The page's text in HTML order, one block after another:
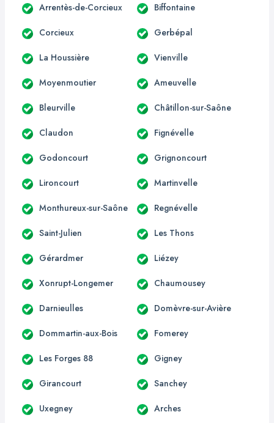
Arrentès-de-Corcieux Biffontaine
Corcieux Gerbépal
La Houssière Vienville
Moyenmoutier Ameuvelle
Bleurville Châtillon-sur-Saône
Claudon Fignévelle
Godoncourt Grignoncourt
Lironcourt Martinvelle
Monthureux-sur-Saône Regnévelle
Saint-Julien Les Thons
Gérardmer Liézey
Xonrupt-Longemer Chaumousey
Darnieulles Domèvre-sur-Avière
Dommartin-aux-Bois Fomerey
Les Forges 88 Gigney
Girancourt Sanchey
Uxegney Arches